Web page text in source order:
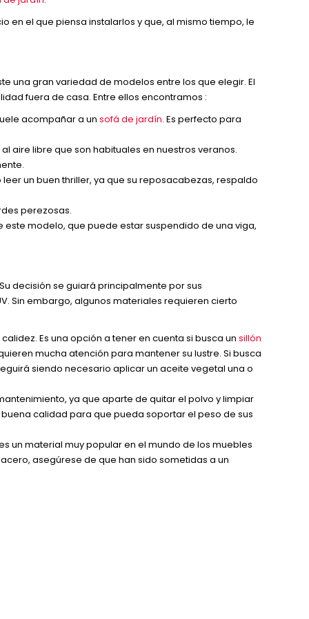
en el que piensa instalarlos y que, al mismo tiempo, le
una gran variedad de modelos entre los que elegir. El
fuera de casa. Entre ellos encontramos :
acompañar a unsofá de jardín. Es perfecto para
aire libre que son habituales en nuestros veranos.
un buen thriller, ya que su reposacabezas, respaldo
perezosas.
modelo, que puede estar suspendido de una viga,
decisión se guiará principalmente por sus
Sin embargo, algunos materiales requieren cierto
Es una opción a tener en cuenta si busca unsillón
mucha atención para mantener su lustre. Si busca
siendo necesario aplicar un aceite vegetal una o
ya que aparte de quitar el polvo y limpiar
calidad para que pueda soportar el peso de sus
un material muy popular en el mundo de los muebles
asegúrese de que han sido sometidas a un